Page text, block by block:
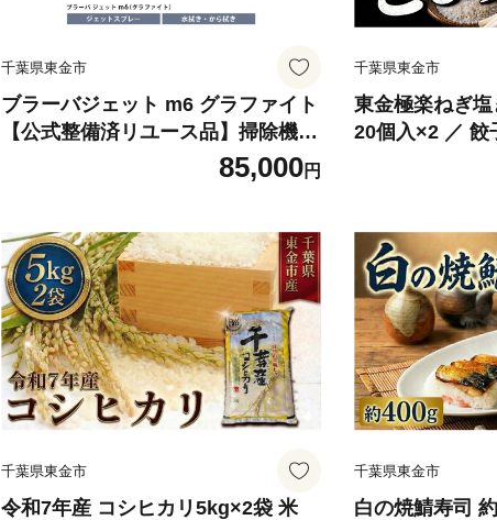
千葉県東金市
ブラーバジェット m6 グラファイト
【公式整備済リユース品】掃除機
床拭き 拭き 家電 電化製品 クリーナ
ー そうじき 家電製品 床拭きロボッ
自動 自動 リユース ロボット かでん
大掃除 清掃 千葉 東金 アイロボット
85,000円
千葉県東金市
東金極楽ねぎ
20個入×2 ／ 餃
ギ塩 にんにく
ず 夕飯 昼食
ン パンチ 夜食
葉県
千葉県東金市
令和7年産 コシヒカリ5kg×2袋 米
千葉県東金市
白の焼鯖寿司